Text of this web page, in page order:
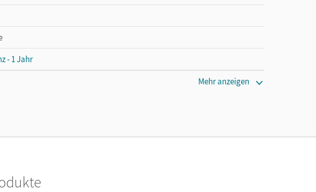
- 1 Jahr
Mehr anzeigen